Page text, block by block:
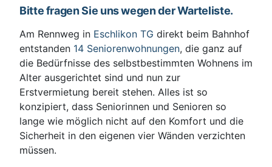
Bitte fragen Sie uns wegen der Warteliste.
Am Rennweg in Eschlikon TG direkt beim Bahnhof
entstanden 14 Seniorenwohnungen, die ganz auf
die Bedürfnisse des selbstbestimmten Wohnens im
Alter ausgerichtet sind und nun zur
Erstvermietung bereit stehen. Alles ist so
konzipiert, dass Seniorinnen und Senioren so
lange wie möglich nicht auf den Komfort und die
Sicherheit in den eigenen vier Wänden verzichten
müssen.